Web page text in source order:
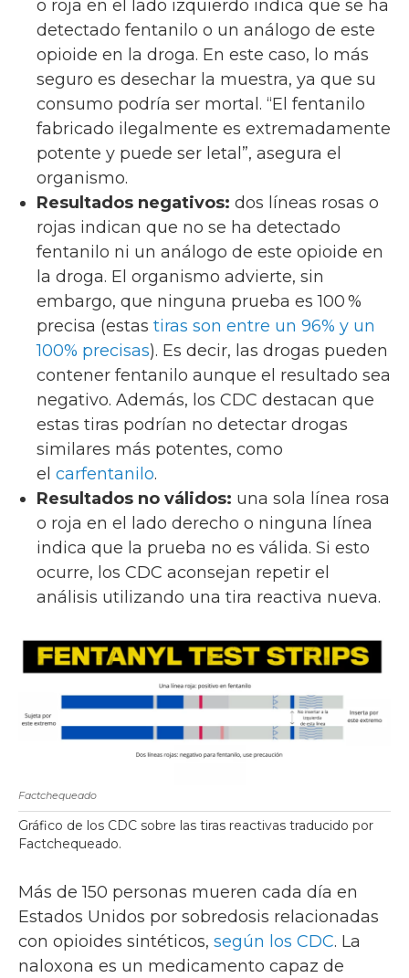
o roja en el lado izquierdo indica que se ha
detectado fentanilo o un análogo de este
opioide en la droga. En este caso, lo más
seguro es desechar la muestra, ya que su
consumo podría ser mortal. “El fentanilo
fabricado ilegalmente es extremadamente
potente y puede ser letal”, asegura el
organismo.
Resultados negativos: dos líneas rosas o
rojas indican que no se ha detectado
fentanilo ni un análogo de este opioide en
la droga. El organismo advierte, sin
embargo, que ninguna prueba es 100 %
precisa (estas tiras son entre un 96% y un
100% precisas). Es decir, las drogas pueden
contener fentanilo aunque el resultado sea
negativo. Además, los CDC destacan que
estas tiras podrían no detectar drogas
similares más potentes, como
el carfentanilo.
Resultados no válidos: una sola línea rosa
o roja en el lado derecho o ninguna línea
indica que la prueba no es válida. Si esto
ocurre, los CDC aconsejan repetir el
análisis utilizando una tira reactiva nueva.
Factchequeado
Gráfico de los CDC sobre las tiras reactivas traducido por
Factchequeado.
Más de 150 personas mueren cada día en
Estados Unidos por sobredosis relacionadas
con opioides sintéticos, según los CDC. La
naloxona es un medicamento capaz de